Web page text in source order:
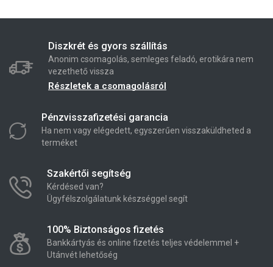
Diszkrét és gyors szállítás
Anonim csomagolás, semleges feladó, erotikára nem
vezethető vissza
Részletek a csomagolásról
Pénzvisszafizetési garancia
Ha nem vagy elégedett, egyszerűen visszaküldheted a
terméket
Szakértői segítség
Kérdésed van?
Ügyfélszolgálatunk készséggel segít
100% Biztonságos fizetés
Bankkártyás és online fizetés teljes védelemmel +
Utánvét lehetőség